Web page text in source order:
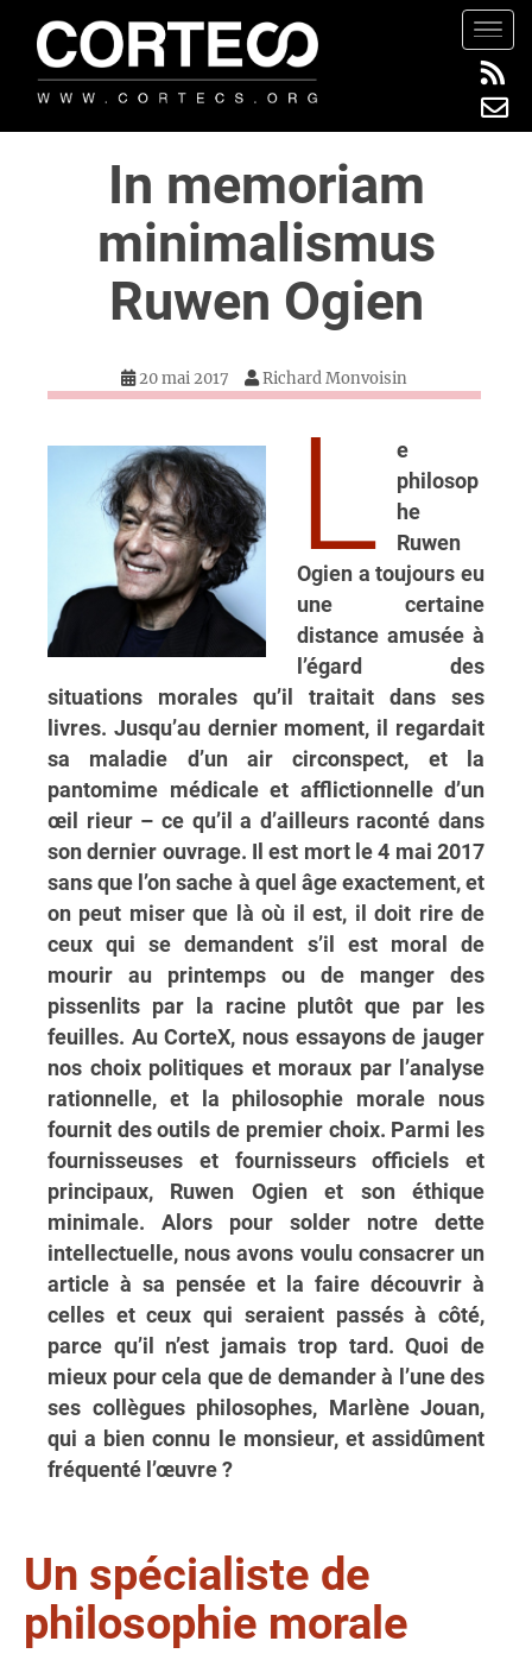
t
In memoriam
minimalismus
Ruwen Ogien
20 mai 2017 Richard Monvoisin
L
e
philosop
he
Ruwen
Ogien a toujours eu
une certaine
distance amusée à
l’égard des
situations morales qu’il traitait dans ses
livres. Jusqu’au dernier moment, il regardait
sa maladie d’un air circonspect, et la
pantomime médicale et afflictionnelle d’un
œil rieur – ce qu’il a d’ailleurs raconté dans
son dernier ouvrage. Il est mort le 4 mai 2017
sans que l’on sache à quel âge exactement, et
on peut miser que là où il est, il doit rire de
ceux qui se demandent s’il est moral de
mourir au printemps ou de manger des
pissenlits par la racine plutôt que par les
feuilles. Au CorteX, nous essayons de jauger
nos choix politiques et moraux par l’analyse
rationnelle, et la philosophie morale nous
fournit des outils de premier choix. Parmi les
fournisseuses et fournisseurs officiels et
principaux, Ruwen Ogien et son éthique
minimale. Alors pour solder notre dette
intellectuelle, nous avons voulu consacrer un
article à sa pensée et la faire découvrir à
celles et ceux qui seraient passés à côté,
parce qu’il n’est jamais trop tard. Quoi de
mieux pour cela que de demander à l’une des
ses collègues philosophes, Marlène Jouan,
qui a bien connu le monsieur, et assidûment
fréquenté l’œuvre ?
Un spécialiste de
philosophie morale